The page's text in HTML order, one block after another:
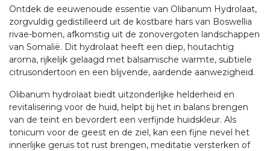
Ontdek de eeuwenoude essentie van Olibanum Hydrolaat,
zorgvuldig gedistilleerd uit de kostbare hars van Boswellia
rivae-bomen, afkomstig uit de zonovergoten landschappen
van Somalië. Dit hydrolaat heeft een diep, houtachtig
aroma, rijkelijk gelaagd met balsamische warmte, subtiele
citrusondertoon en een blijvende, aardende aanwezigheid.
Olibanum hydrolaat biedt uitzonderlijke helderheid en
revitalisering voor de huid, helpt bij het in balans brengen
van de teint en bevordert een verfijnde huidskleur. Als
tonicum voor de geest en de ziel, kan een fijne nevel het
innerlijke geruis tot rust brengen, meditatie versterken of